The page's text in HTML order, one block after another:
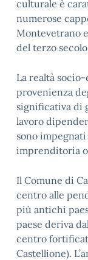
culturale è
numerose
Montevetrano
del terzo
La realtà
provenienza
significativa di
lavoro
sono
imprenditoria
Il Comune di
centro alle
più antichi
paese deriva
centro
Castellione).